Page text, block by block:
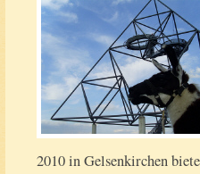
2010 in Gelsenkirchen